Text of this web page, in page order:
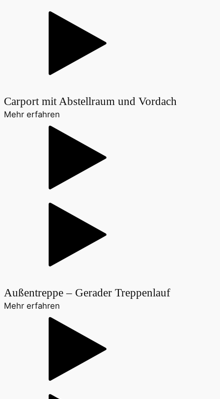
Carport mit Abstellraum und Vordach
Mehr erfahren
Außentreppe – Gerader Treppenlauf
Mehr erfahren